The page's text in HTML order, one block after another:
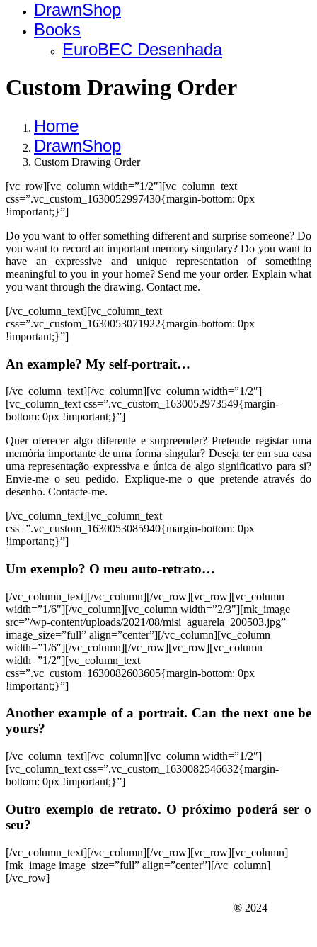
DrawnShop
Books
EuroBEC Desenhada
Custom Drawing Order
Home
DrawnShop
Custom Drawing Order
[vc_row][vc_column width=”1/2″][vc_column_text
css=”.vc_custom_1630052997430{margin-bottom: 0px
!important;}”]
Do you want to offer something different and surprise someone? Do
you want to record an important memory singulary? Do you want to
have an expressive and unique representation of something
meaningful to you in your home? Send me your order. Explain what
you want through the drawing. Contact me.
[/vc_column_text][vc_column_text
css=”.vc_custom_1630053071922{margin-bottom: 0px
!important;}”]
An example? My self-portrait…
[/vc_column_text][/vc_column][vc_column width=”1/2″]
[vc_column_text css=”.vc_custom_1630052973549{margin-
bottom: 0px !important;}”]
Quer oferecer algo diferente e surpreender? Pretende registar uma
memória importante de uma forma singular? Deseja ter em sua casa
uma representação expressiva e única de algo significativo para si?
Envie-me o seu pedido. Explique-me o que pretende através do
desenho. Contacte-me.
[/vc_column_text][vc_column_text
css=”.vc_custom_1630053085940{margin-bottom: 0px
!important;}”]
Um exemplo? O meu auto-retrato…
[/vc_column_text][/vc_column][/vc_row][vc_row][vc_column
width=”1/6″][/vc_column][vc_column width=”2/3″][mk_image
src=”/wp-content/uploads/2021/08/misi_aguarela_200503.jpg”
image_size=”full” align=”center”][/vc_column][vc_column
width=”1/6″][/vc_column][/vc_row][vc_row][vc_column
width=”1/2″][vc_column_text
css=”.vc_custom_1630082603605{margin-bottom: 0px
!important;}”]
Another example of a portrait. Can the next one be
yours?
[/vc_column_text][/vc_column][vc_column width=”1/2″]
[vc_column_text css=”.vc_custom_1630082546632{margin-
bottom: 0px !important;}”]
Outro exemplo de retrato. O próximo poderá ser o
seu?
[/vc_column_text][/vc_column][/vc_row][vc_row][vc_column]
[mk_image image_size=”full” align=”center”][/vc_column]
[/vc_row]
® 2024